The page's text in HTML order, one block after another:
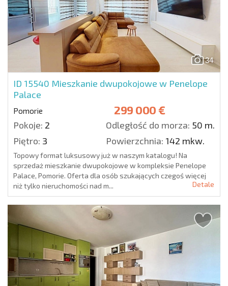
34
ID 15540 Mieszkanie dwupokojowe w Penelope
Palace
Pomorie 299 000 €
Pokoje: 2 Odległość do morza: 50 m.
Piętro: 3 Powierzchnia: 142 mkw.
Topowy format luksusowy już w naszym katalogu! Na
sprzedaż mieszkanie dwupokojowe w kompleksie Penelope
Palace, Pomorie. Oferta dla osób szukających czegoś więcej
niż tylko nieruchomości nad m...
Detale